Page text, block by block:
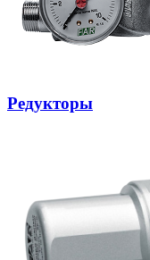
Редукторы